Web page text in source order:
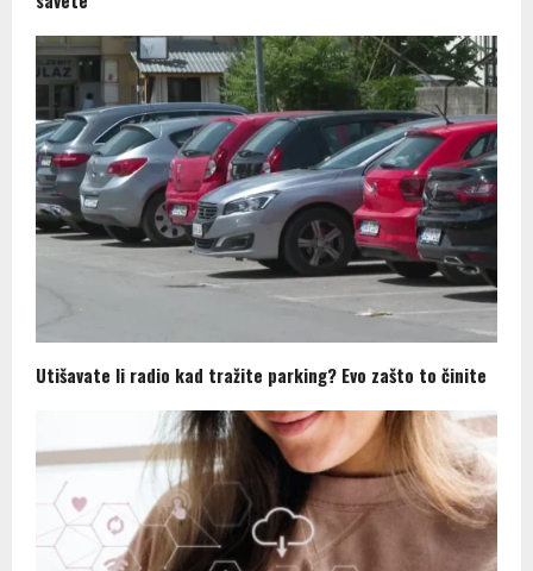
Utišavate li radio kad tražite parking? Evo zašto to činite